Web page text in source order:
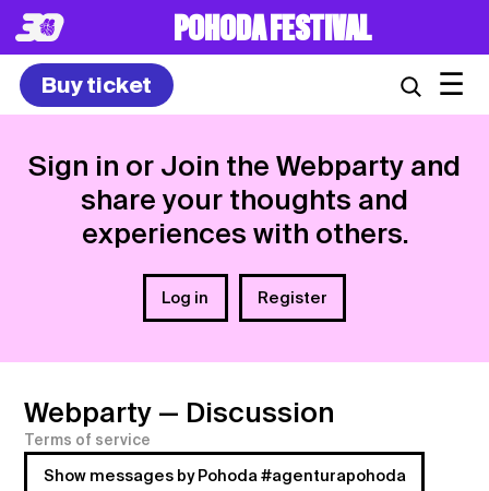
8. – 10.7.2027
Buy ticket ☰
Sign in or Join the Webparty and
share your thoughts and
experiences with others.
Log in Register
Webparty — Discussion
Terms of service
Show messages by Pohoda #agenturapohoda